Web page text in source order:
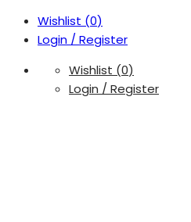
Wishlist (0)
Login / Register
Wishlist (0)
Login / Register